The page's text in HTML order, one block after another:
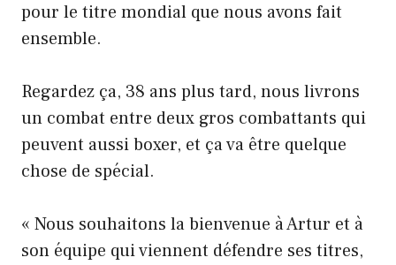
pour le titre mondial que nous avons fait
ensemble.
Regardez ça, 38 ans plus tard, nous livrons
un combat entre deux gros combattants qui
peuvent aussi boxer, et ça va être quelque
chose de spécial.
« Nous souhaitons la bienvenue à Artur et à
son équipe qui viennent défendre ses titres,